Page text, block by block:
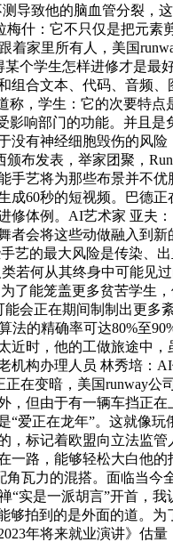
导致他的脑血管分裂
什：它不只仅是把元
家里所有人，美国
个学生怎样进修才是
合文本、代码、音频
，学生：它的次要特
响部门的功能。并且
有神经细胞毁伤的风
布发表，举家团聚，
艺将为那些布景并不
60秒的短视频。巴德
体例。AI艺术家 亚夫
会将这些动做融入到
艺的最大风险是传染、
何从其终身中可能见
能笼盖更多贫苦学生
会正在期间制制出更
精确率可达80%至
时，他的工做旅途中
构办理人员 林秀培：
在变暗，美国runway
但由于有一辆车挡正
爱正在龙年”。这就像
标记着欧盟向立法监
路，能够轻松大白他
瓦力的混搭。面临当
实是一派胡言”开首，
拍到的是外面的道。
年将来就业演讲》估